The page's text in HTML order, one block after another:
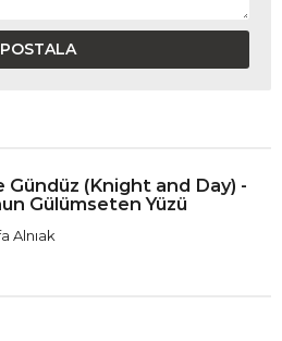
Gündüz (Knight and Day) -
Gülümseten Yüzü
Alnıak